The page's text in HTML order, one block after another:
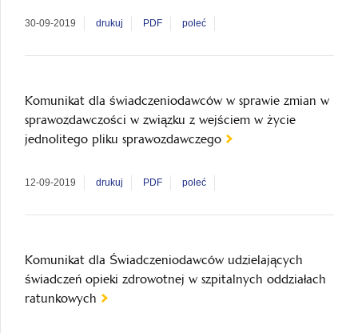
30-09-2019 drukuj PDF poleć
Komunikat dla świadczeniodawców w sprawie zmian w
sprawozdawczości w związku z wejściem w życie
jednolitego pliku sprawozdawczego
12-09-2019 drukuj PDF poleć
Komunikat dla Świadczeniodawców udzielających
świadczeń opieki zdrowotnej w szpitalnych oddziałach
ratunkowych